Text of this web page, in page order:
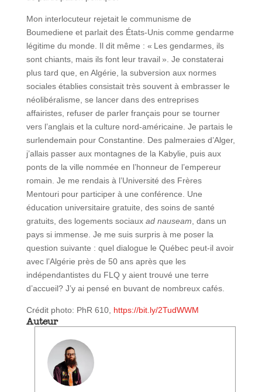
Mon interlocuteur rejetait le communisme de
Boumediene et parlait des États-Unis comme gendarme
légitime du monde. Il dit même : « Les gendarmes, ils
sont chiants, mais ils font leur travail ». Je constaterai
plus tard que, en Algérie, la subversion aux normes
sociales établies consistait très souvent à embrasser le
néolibéralisme, se lancer dans des entreprises
affairistes, refuser de parler français pour se tourner
vers l’anglais et la culture nord-américaine. Je partais le
surlendemain pour Constantine. Des palmeraies d’Alger,
j’allais passer aux montagnes de la Kabylie, puis aux
ponts de la ville nommée en l’honneur de l’empereur
romain. Je me rendais à l’Université des Frères
Mentouri pour participer à une conférence. Une
éducation universitaire gratuite, des soins de santé
gratuits, des logements sociaux ad nauseam, dans un
pays si immense. Je me suis surpris à me poser la
question suivante : quel dialogue le Québec peut-il avoir
avec l’Algérie près de 50 ans après que les
indépendantistes du FLQ y aient trouvé une terre
d’accueil? J’y ai pensé en buvant de nombreux cafés.
Crédit photo: PhR 610, https://bit.ly/2TudWWM
Auteur